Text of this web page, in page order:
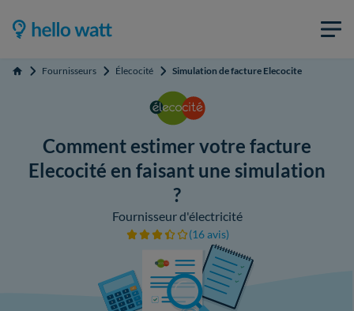
Accueil Fournisseurs Élecocité Simulation de facture Elecocite
Comment estimer votre facture
Elecocité en faisant une simulation
?
Fournisseur d'électricité
(16 avis)